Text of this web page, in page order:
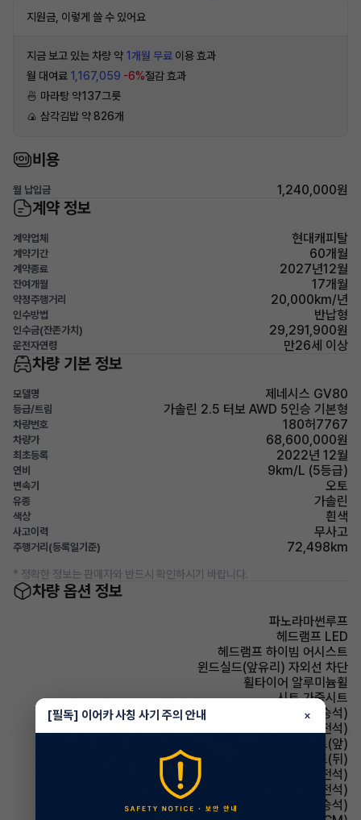
지원금, 이렇게 쓸 수 있어요
지금 보고 있는 차량 약 1개월 무료 이용 효과
월 대여료 1,167,059 -6%절감 효과
🍜 마라탕 약137그릇
🍙 삼각김밥 약 826개
비용
월 납입금 1,240,000원
계약 정보
계약업체 현대캐피탈
계약기간 60개월
계약종료 2027년12월
잔여개월 17개월
약정주행거리 20,000km/년
인수방법 반납형
인수금(잔존가치) 29,291,900원
운전자연령 만26세 이상
차량 기본 정보
모델명 제네시스 GV80
등급/트림 가솔린 2.5 터보 AWD 5인승 기본형
차량번호 180허7767
차량가 68,600,000원
최초등록 2022년 12월
연비 9km/L (5등급)
변속기 오토
유종 가솔린
색상 흰색
사고이력 무사고
주행거리(등록일기준) 72,498km
* 정확한 정보는 판매자와 반드시 확인하시기 바랍니다.
차량 옵션 정보
파노라마썬루프
헤드램프 LED
헤드램프 하이빔 어시스트
윈드실드(앞유리) 자외선 차단
휠타이어 알루미늄휠
시트 가죽시트
시트 전동시트(동승석)
시트 전동시트(운전석)
시트 열선시트(앞)
시트 열선시트(뒤)
시트 메모리시트(운전석)
시트 통풍시트(운전석)
시트 통풍시트(동승석)
[필독] 이어카 사칭 사기 주의 안내 ×